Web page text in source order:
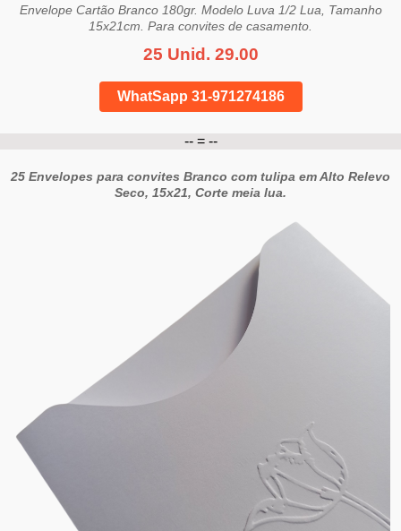
Envelope Cartão Branco 180gr. Modelo Luva 1/2 Lua, Tamanho
15x21cm. Para convites de casamento.
25 Unid. 29.00
WhatSapp 31-971274186
-- = --
25 Envelopes para convites Branco com tulipa em Alto Relevo
Seco, 15x21, Corte meia lua.